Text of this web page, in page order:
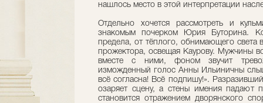
нашлось место в этой интерпретации
Отдельно хочется рассмотреть и
знакомым почерком Юрия Буторина.
предела, от тёплого, обнимающего света
прожектора, освещая Каурову. Мужчины
вместе с ними, фоном звучит
изможденный голос Анны Ильиничны
всё согласна! Всё подпишу!».
озаряет сцену, а стены имения падают
становится отражением дворянского